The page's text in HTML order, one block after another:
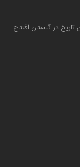
در گلستان افتتاح